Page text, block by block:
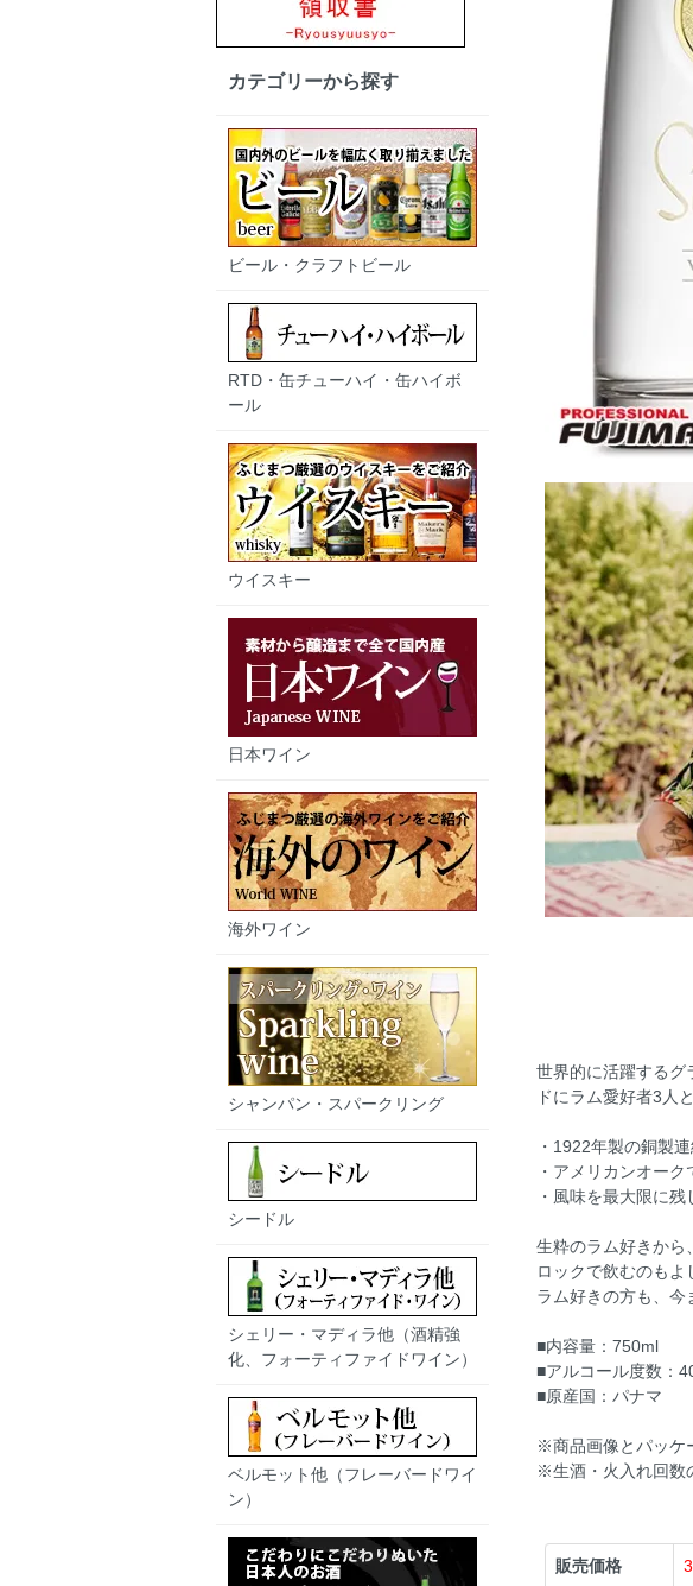
世界的に活躍するグ
ドにラム愛好者3人
・1922年製の銅製
・アメリカンオー
・風味を最大限に
生粋のラム好きから
ロックで飲むのもよ
ラム好きの方も、今
■内容量：750ml
■アルコール度数：
■原産国：パナマ
※商品画像とパッケ
※生酒・火入れ回数
販売価格
カテゴリーから探す
ビール・クラフトビール
RTD・缶チューハイ・缶ハイボ
ール
ウイスキー
日本ワイン
海外ワイン
シャンパン・スパークリング
シードル
シェリー・マディラ他（酒精強
化、フォーティファイドワイン）
ベルモット他（フレーバードワイ
ン）